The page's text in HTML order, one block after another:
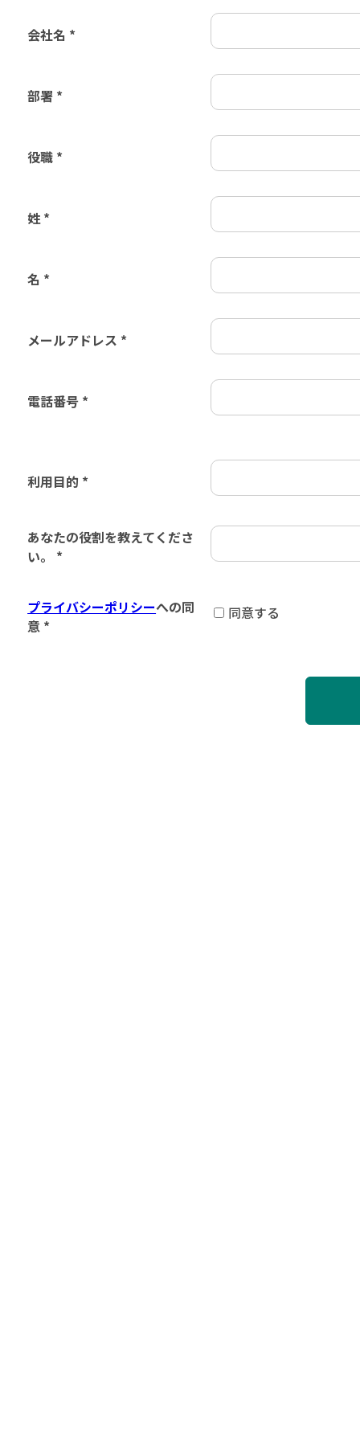
会社名 *
部署 *
役職 *
姓 *
名 *
メールアドレス *
電話番号 *
利用目的 *
あなたの役割を教えてくださ
い。 *
プライバシーポリシーへの同
意 *
同意する